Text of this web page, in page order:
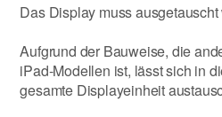
Das Display muss ausgetauscht
Aufgrund der Bauweise, die
iPad-Modellen ist, lässt sich in
gesamte Displayeinheit